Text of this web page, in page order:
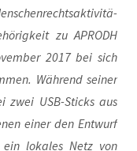
zu APRODH
2017 bei sich
Wäh­rend sei­ner
zwei USB-Sticks aus
einer den Ent­wurf
loka­les Netz von